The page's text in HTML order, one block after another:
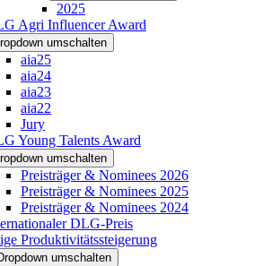
2025
Agri Influencer Award
umschalten
aia25
aia24
aia23
aia22
Jury
Young Talents Award
umschalten
Preisträger & Nominees 2026
Preisträger & Nominees 2025
Preisträger & Nominees 2024
DLG-Preis
Produktivitätssteigerung
umschalten